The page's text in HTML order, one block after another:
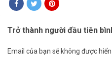
Trở thành người đầu tiên
Email của bạn sẽ không được